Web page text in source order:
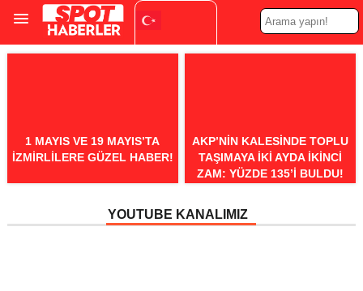
Turkish
1 MAYIS VE 19 MAYIS’TA
İZMIRLILERE GÜZEL HABER!
AKP’NIN KALESINDE TOPLU
TAŞIMAYA IKI AYDA IKINCI
ZAM: YÜZDE 135’I BULDU!
YOUTUBE KANALIMIZ